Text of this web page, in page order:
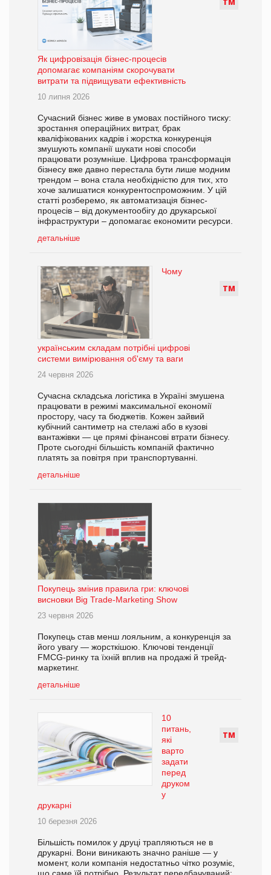
Як цифровізація бізнес-процесів
допомагає компаніям скорочувати
витрати та підвищувати ефективність
10 липня 2026
Сучасний бізнес живе в умовах постійного тиску:
зростання операційних витрат, брак
кваліфікованих кадрів і жорстка конкуренція
змушують компанії шукати нові способи
працювати розумніше. Цифрова трансформація
бізнесу вже давно перестала бути лише модним
трендом – вона стала необхідністю для тих, хто
хоче залишатися конкурентоспроможним. У цій
статті розберемо, як автоматизація бізнес-
процесів – від документообігу до друкарської
інфраструктури – допомагає економити ресурси.
детальніше
ТМ
Чому
українським складам потрібні цифрові
системи вимірювання об'єму та ваги
24 червня 2026
Сучасна складська логістика в Україні змушена
працювати в режимі максимальної економії
простору, часу та бюджетів. Кожен зайвий
кубічний сантиметр на стелажі або в кузові
вантажівки — це прямі фінансові втрати бізнесу.
Проте сьогодні більшість компаній фактично
платять за повітря при транспортуванні.
детальніше
Покупець змінив правила гри: ключові
висновки Big Trade-Marketing Show
23 червня 2026
Покупець став менш лояльним, а конкуренція за
його увагу — жорсткішою. Ключові тенденції
FMCG-ринку та їхній вплив на продажі й трейд-
маркетинг.
детальніше
ТМ
10
питань,
які
варто
задати
перед
друком
у
друкарні
10 березня 2026
Більшість помилок у друці трапляються не в
друкарні. Вони виникають значно раніше — у
момент, коли компанія недостатньо чітко розуміє,
що саме їй потрібно. Результат передбачуваний: